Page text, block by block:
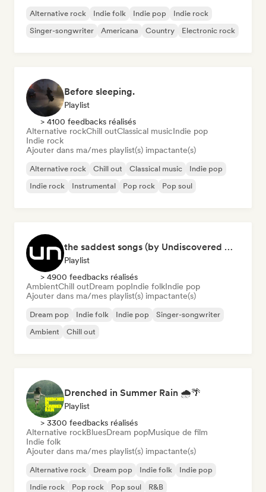
Alternative rock Indie folk Indie pop
Indie rock
Singer-songwriter
Americana Country Electronic rock
Before sleeping.
Playlist
> 4100 feedbacks réalisés
Alternative rockChill outClassical musicIndie pop
Indie rock
Ajouter dans ma/mes playlist(s) impactante(s)
Alternative rock Chill out Classical music
Indie pop
Indie rock
Instrumental Pop rock Pop soul
the saddest songs (by Undiscovered Music)
Playlist
> 4900 feedbacks réalisés
AmbientChill outDream popIndie folkIndie pop
Ajouter dans ma/mes playlist(s) impactante(s)
Dream pop Indie folk Indie pop
Singer-songwriter
Ambient
Chill out
Drenched in Summer Rain 🌧️🌴
Playlist
> 3300 feedbacks réalisés
Alternative rockBluesDream popMusique de film
Indie folk
Ajouter dans ma/mes playlist(s) impactante(s)
Alternative rock Dream pop Indie folk
Indie pop
Indie rock
Pop rock Pop soul R&B